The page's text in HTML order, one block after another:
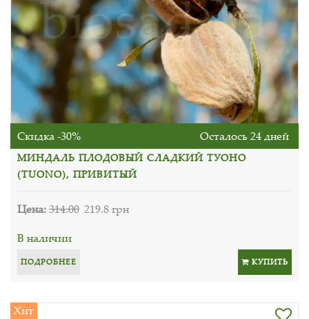
Скидка -30% Осталось 24 дней
МИНДАЛЬ ПЛОДОВЫЙ СЛАДКИЙ ТУОНО
(TUONO), ПРИВИТЫЙ
Цена:314.00 219.8 грн
В наличии
ПОДРОБНЕЕ КУПИТЬ
Хит